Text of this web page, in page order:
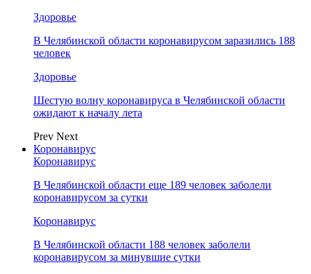
Здоровье
В Челябинской области коронавирусом заразились 188
человек
Здоровье
Шестую волну коронавируса в Челябинской области
ожидают к началу лета
Prev Next
Коронавирус
Коронавирус
В Челябинской области еще 189 человек заболели
коронавирусом за сутки
Коронавирус
В Челябинской области 188 человек заболели
коронавирусом за минувшие сутки